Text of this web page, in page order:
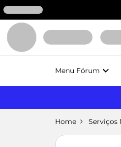
Menu Fórum
Home Serviços